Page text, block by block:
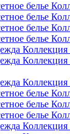
белье
белье
белье
белье
Коллекция
Коллекция
белье
белье
белье